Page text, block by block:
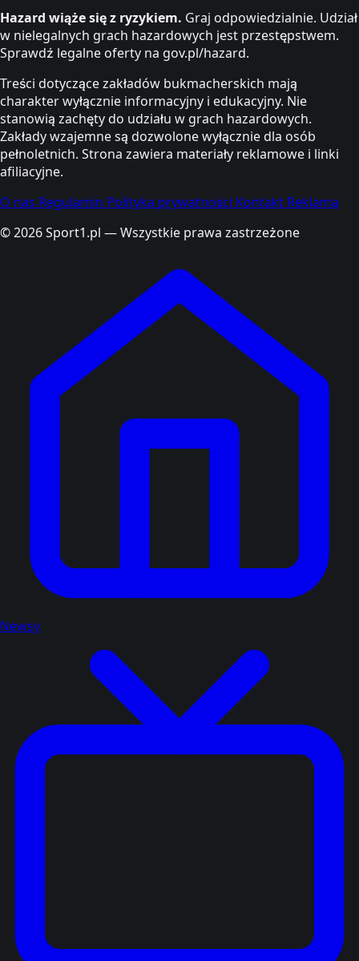
Hazard wiąże się z ryzykiem. Graj odpowiedzialnie. Udział
w nielegalnych grach hazardowych jest przestępstwem.
Sprawdź legalne oferty na gov.pl/hazard.
Treści dotyczące zakładów bukmacherskich mają
charakter wyłącznie informacyjny i edukacyjny. Nie
stanowią zachęty do udziału w grach hazardowych.
Zakłady wzajemne są dozwolone wyłącznie dla osób
pełnoletnich. Strona zawiera materiały reklamowe i linki
afiliacyjne.
O nas Regulamin Polityka prywatności Kontakt Reklama
© 2026 Sport1.pl — Wszystkie prawa zastrzeżone
Newsy